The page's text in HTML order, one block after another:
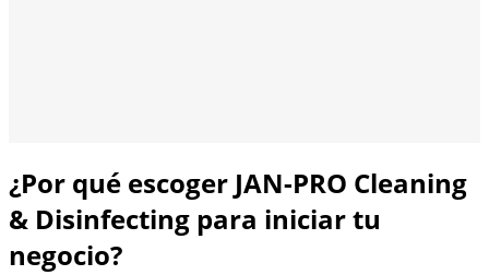
¿Por qué escoger JAN-PRO Cleaning
& Disinfecting para iniciar tu
negocio?